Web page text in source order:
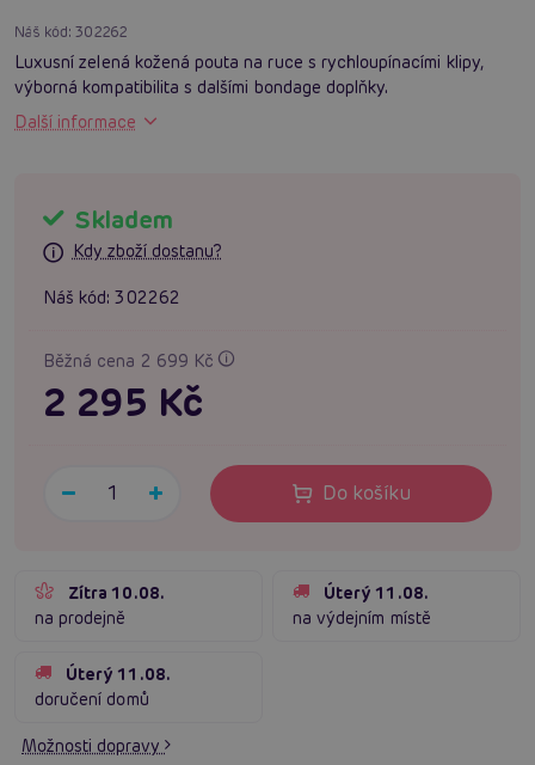
Náš kód:302262
Luxusní zelená kožená pouta na ruce s rychloupínacími klipy,
výborná kompatibilita s dalšími bondage doplňky.
Další informace
Skladem
Kdy zboží dostanu?
Náš kód: 302262
Běžná cena 2 699 Kč
2 295 Kč
Do košíku
Zítra 10.08.
na prodejně
Úterý 11.08.
na výdejním místě
Úterý 11.08.
doručení domů
Možnosti dopravy